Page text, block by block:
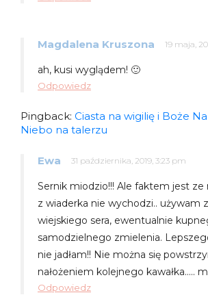
Magdalena Kruszona 19 maja,
ah, kusi wyglądem! 🙂
Odpowiedz
Pingback: Ciasta na wigilię i Boże
Niebo na talerzu
Ewa 31 października, 2019, 3:23 pm
Sernik miodzio!!! Ale faktem jest
z wiaderka nie wychodzi.. używam
wiejskiego sera, ewentualnie
samodzielnego zmielenia.
nie jadłam!! Nie można się
nałożeniem kolejnego kawałka…..
Odpowiedz